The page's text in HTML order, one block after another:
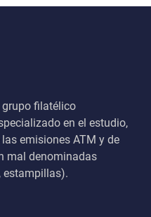
grupo filatélico
en el estudio,
emisiones ATM y de
mal denominadas
estampillas).